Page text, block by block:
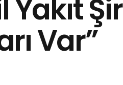
Yakıt
Var”